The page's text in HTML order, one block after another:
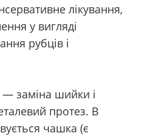
лікування,
у вигляді
рубців і
— заміна шийки і
протез. В
чашка (є